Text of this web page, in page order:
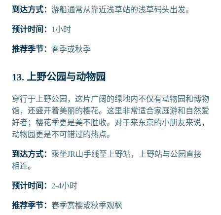
到达方式： 游船通常从靠近浅草站的浅草码头出发。
预计时间： 1小时
推荐季节： 春季或秋季
13. 上野公园与动物园
穿行于上野公园，这片广阔的绿地内不仅有动物园和博物
馆，还盛开着美丽的樱花。这里非常适合家庭游和自然爱
好者；樱花季更是美不胜收。对于来东京的小朋友来说，
动物园更是不可错过的热点。
到达方式： 乘坐JR山手线至上野站，上野站与公园直接
相连。
预计时间： 2-4小时
推荐季节： 春季赏樱或秋季观枫